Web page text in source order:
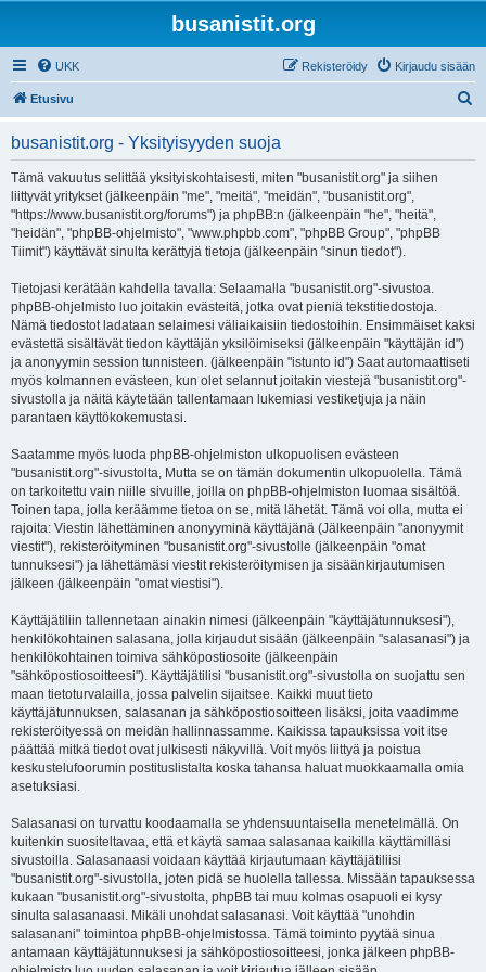
busanistit.org
UKK Kirjaudu sisään
Rekisteröidy
Etusivu
busanistit.org - Yksityisyyden suoja
Tämä vakuutus selittää yksityiskohtaisesti, miten "busanistit.org" ja siihen
liittyvät yritykset (jälkeenpäin "me", "meitä", "meidän", "busanistit.org",
"https://www.busanistit.org/forums") ja phpBB:n (jälkeenpäin "he", "heitä",
"heidän", "phpBB-ohjelmisto", "www.phpbb.com", "phpBB Group", "phpBB
Tiimit") käyttävät sinulta kerättyjä tietoja (jälkeenpäin "sinun tiedot").
Tietojasi kerätään kahdella tavalla: Selaamalla "busanistit.org"-sivustoa.
phpBB-ohjelmisto luo joitakin evästeitä, jotka ovat pieniä tekstitiedostoja.
Nämä tiedostot ladataan selaimesi väliaikaisiin tiedostoihin. Ensimmäiset kaksi
evästettä sisältävät tiedon käyttäjän yksilöimiseksi (jälkeenpäin "käyttäjän id")
ja anonyymin session tunnisteen. (jälkeenpäin "istunto id") Saat automaattiseti
myös kolmannen evästeen, kun olet selannut joitakin viestejä "busanistit.org"-
sivustolla ja näitä käytetään tallentamaan lukemiasi vestiketjuja ja näin
parantaen käyttökokemustasi.
Saatamme myös luoda phpBB-ohjelmiston ulkopuolisen evästeen
"busanistit.org"-sivustolta, Mutta se on tämän dokumentin ulkopuolella. Tämä
on tarkoitettu vain niille sivuille, joilla on phpBB-ohjelmiston luomaa sisältöä.
Toinen tapa, jolla keräämme tietoa on se, mitä lähetät. Tämä voi olla, mutta ei
rajoita: Viestin lähettäminen anonyyminä käyttäjänä (Jälkeenpäin "anonyymit
viestit"), rekisteröityminen "busanistit.org"-sivustolle (jälkeenpäin "omat
tunnuksesi") ja lähettämäsi viestit rekisteröitymisen ja sisäänkirjautumisen
jälkeen (jälkeenpäin "omat viestisi").
Käyttäjätiliin tallennetaan ainakin nimesi (jälkeenpäin "käyttäjätunnuksesi"),
henkilökohtainen salasana, jolla kirjaudut sisään (jälkeenpäin "salasanasi") ja
henkilökohtainen toimiva sähköpostiosoite (jälkeenpäin
"sähköpostiosoitteesi"). Käyttäjätilisi "busanistit.org"-sivustolla on suojattu sen
maan tietoturvalailla, jossa palvelin sijaitsee. Kaikki muut tieto
käyttäjätunnuksen, salasanan ja sähköpostiosoitteen lisäksi, joita vaadimme
rekisteröityessä on meidän hallinnassamme. Kaikissa tapauksissa voit itse
päättää mitkä tiedot ovat julkisesti näkyvillä. Voit myös liittyä ja poistua
keskustelufoorumin postituslistalta koska tahansa haluat muokkaamalla omia
asetuksiasi.
Salasanasi on turvattu koodaamalla se yhdensuuntaisella menetelmällä. On
kuitenkin suositeltavaa, että et käytä samaa salasanaa kaikilla käyttämilläsi
sivustoilla. Salasanaasi voidaan käyttää kirjautumaan käyttäjätiliisi
"busanistit.org"-sivustolla, joten pidä se huolella tallessa. Missään tapauksessa
kukaan "busanistit.org"-sivustolta, phpBB tai muu kolmas osapuoli ei kysy
sinulta salasanaasi. Mikäli unohdat salasanasi. Voit käyttää "unohdin
salasanani" toimintoa phpBB-ohjelmistossa. Tämä toiminto pyytää sinua
antamaan käyttäjätunnuksesi ja sähköpostiosoitteesi, jonka jälkeen phpBB-